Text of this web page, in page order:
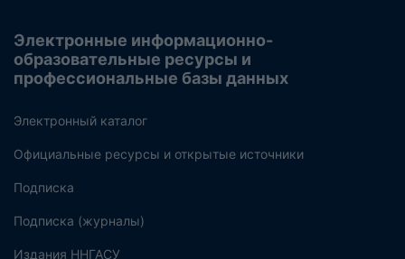
Электронные информационно-
образовательные ресурсы и
профессиональные базы данных
Электронный каталог
Официальные ресурсы и открытые источники
Подписка
Подписка (журналы)
Издания ННГАСУ